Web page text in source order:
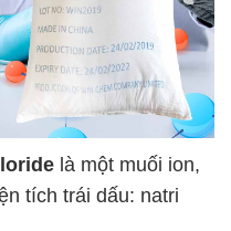
là một muối ion,
tích trái dấu: natri